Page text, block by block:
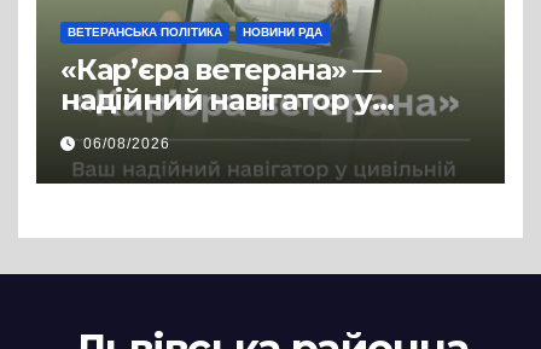
ВЕТЕРАНСЬКА ПОЛІТИКА НОВИНИ РДА
«Кар’єра ветерана» —
надійний навігатор у
цивільній професії
06/08/2026